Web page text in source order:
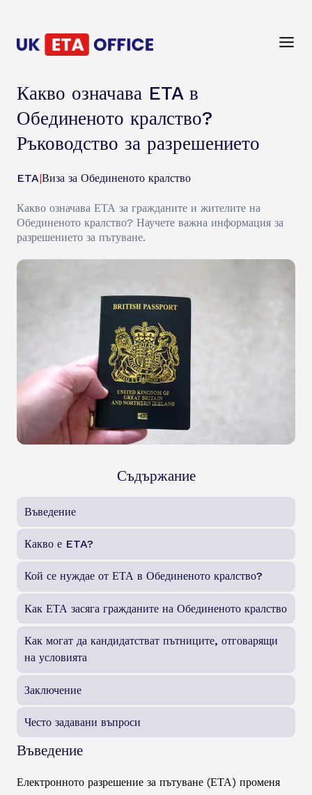
Какво означава ETA в
Обединеното кралство?
Ръководство за разрешението
ETA|Виза за Обединеното кралство
Какво означава ЕТА за гражданите и жителите на
Обединеното кралство? Научете важна информация за
разрешението за пътуване.
Съдържание
Въведение
Какво е ETA?
Кой се нуждае от ЕТА в Обединеното кралство?
Как ЕТА засяга гражданите на Обединеното кралство
Как могат да кандидатстват пътниците, отговарящи
на условията
Заключение
Често задавани въпроси
Въведение
Електронното разрешение за пътуване (ЕТА) променя